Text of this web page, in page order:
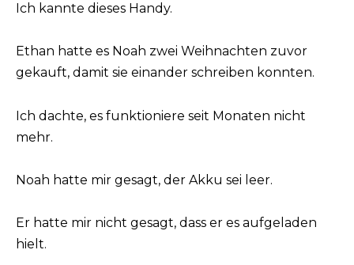
Ich kannte dieses Handy.
Ethan hatte es Noah zwei Weihnachten zuvor
gekauft, damit sie einander schreiben konnten.
Ich dachte, es funktioniere seit Monaten nicht
mehr.
Noah hatte mir gesagt, der Akku sei leer.
Er hatte mir nicht gesagt, dass er es aufgeladen
hielt.